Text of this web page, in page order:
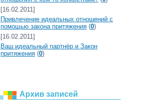
[16.02.2011]
Привлечение идеальных отношений с
помощью закона притяжения (0)
[16.02.2011]
Ваш идеальный партнёр и Закон
притяжения (0)
Архив записей